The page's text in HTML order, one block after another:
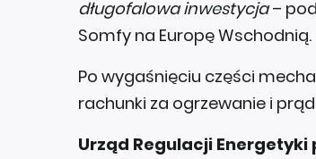
długofalowa inwestycja–
Somfy na Europę Wschodnią.
Po wygaśnięciu części
rachunki za ogrzewanie i
Urząd Regulacji